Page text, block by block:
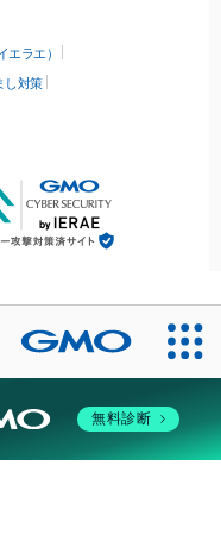
ラエ）
し対策
無料診断